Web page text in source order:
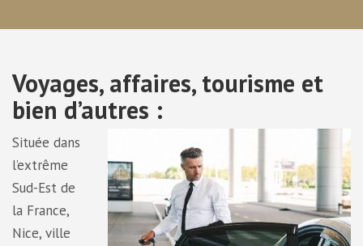
Voyages, affaires, tourisme et
bien d’autres :
Située dans
l’extrême
Sud-Est de
la France,
Nice, ville